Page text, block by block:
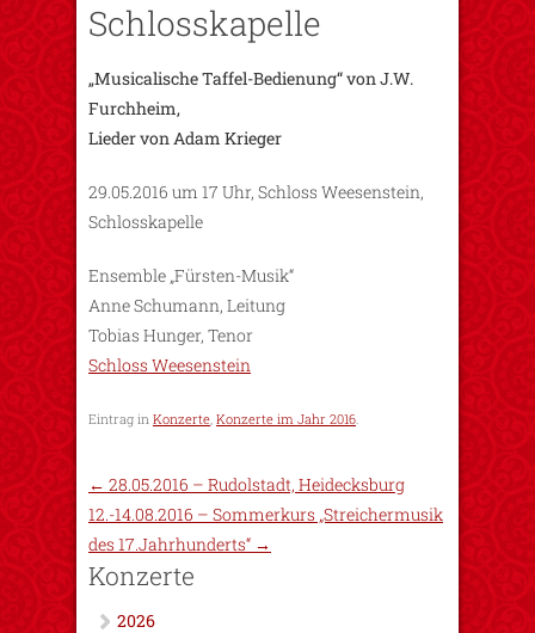
Schlosskapelle
„Musicalische Taffel-Bedienung“ von J.W.
Furchheim,
Lieder von Adam Krieger
29.05.2016 um 17 Uhr, Schloss Weesenstein,
Schlosskapelle
Ensemble „Fürsten-Musik“
Anne Schumann, Leitung
Tobias Hunger, Tenor
Schloss Weesenstein
Eintrag in Konzerte, Konzerte im Jahr 2016.
← 28.05.2016 – Rudolstadt, Heidecksburg
12.-14.08.2016 – Sommerkurs „Streichermusik
des 17.Jahrhunderts“ →
Konzerte
2026